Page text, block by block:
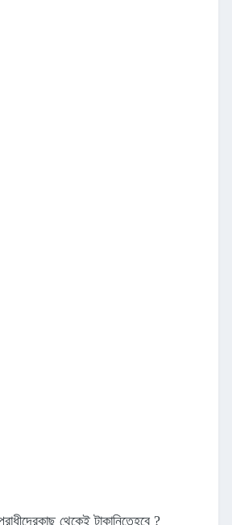
থেকেই টাকানিতেহবে ?